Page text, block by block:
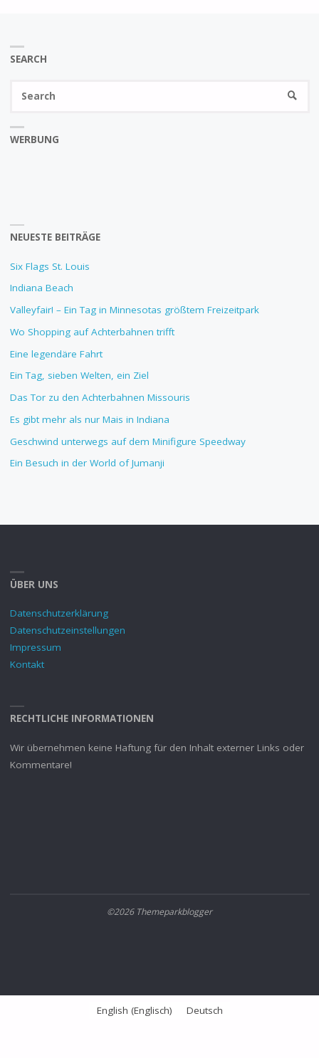
SEARCH
WERBUNG
NEUESTE BEITRÄGE
Six Flags St. Louis
Indiana Beach
Valleyfair! – Ein Tag in Minnesotas größtem Freizeitpark
Wo Shopping auf Achterbahnen trifft
Eine legendäre Fahrt
Ein Tag, sieben Welten, ein Ziel
Das Tor zu den Achterbahnen Missouris
Es gibt mehr als nur Mais in Indiana
Geschwind unterwegs auf dem Minifigure Speedway
Ein Besuch in der World of Jumanji
ÜBER UNS
Datenschutzerklärung
Datenschutzeinstellungen
Impressum
Kontakt
RECHTLICHE INFORMATIONEN
Wir übernehmen keine Haftung für den Inhalt externer Links oder
Kommentare!
©2026 Themeparkblogger
English (Englisch) Deutsch